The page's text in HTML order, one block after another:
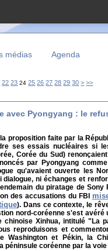
médias Agenda
22 23 24 25 26 27 28 29 30 > >>
avec Pyongyang : le
proposition faite par la
ses essais nucléaires si
Corée du Sud)
par Pyongyang
qu'avaient ouverte les
ni échanges et
du piratage de Sony
des accusations du FBI
). Dans ce contexte, le
nord-coréenne s'est
Xinhua, intitulé "La
reproduisons et
Washington et Pékin, la
coréenne par la voie